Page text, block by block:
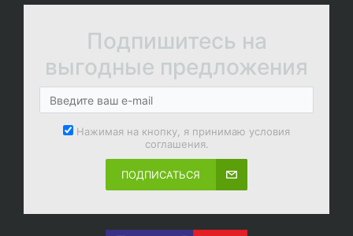
Подпишитесь на
выгодные предложения
Нажимая на кнопку, я принимаю условия
соглашения.
ПОДПИСАТЬСЯ